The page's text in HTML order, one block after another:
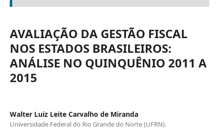
AVALIAÇÃO DA GESTÃO FISCAL
NOS ESTADOS BRASILEIROS:
ANÁLISE NO QUINQUÊNIO 2011 A
2015
Walter Luiz Leite Carvalho de Miranda
Universidade Federal do Rio Grande do Norte (UFRN).